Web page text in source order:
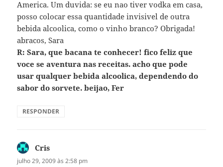
America. Um duvida: se eu nao tiver vodka em casa,
posso colocar essa quantidade invisivel de outra
bebida alcoolica, como o vinho branco? Obrigada!
abracos, Sara
R: Sara, que bacana te conhecer! fico feliz que
voce se aventura nas receitas. acho que pode
usar qualquer bebida alcoolica, dependendo do
sabor do sorvete. beijao, Fer
RESPONDER
Cris
julho 29, 2009 às 2:58 pm